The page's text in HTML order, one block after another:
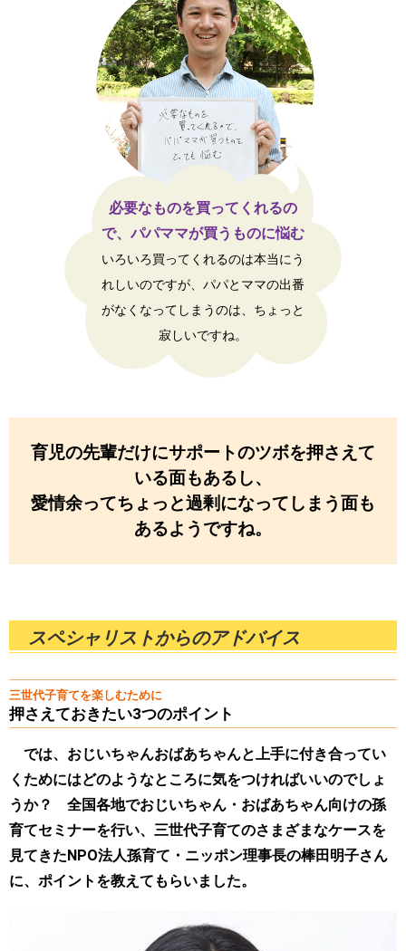
必要なものを買ってくれるの
で、パパママが買うものに悩む
いろいろ買ってくれるのは本当にう
れしいのですが、パパとママの出番
がなくなってしまうのは、ちょっと
寂しいですね。
育児の先輩だけにサポートのツボを押さえて
いる面もあるし、
愛情余ってちょっと過剰になってしまう面も
あるようですね。
スペシャリストからのアドバイス
三世代子育てを楽しむために
押さえておきたい3つのポイント
では、おじいちゃんおばあちゃんと上手に付き合ってい
くためにはどのようなところに気をつければいいのでしょ
うか？ 全国各地でおじいちゃん・おばあちゃん向けの孫
育てセミナーを行い、三世代子育てのさまざまなケースを
見てきたNPO法人孫育て・ニッポン理事長の棒田明子さん
に、ポイントを教えてもらいました。